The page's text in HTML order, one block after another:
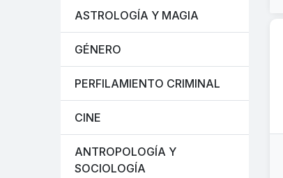
ASTROLOGÍA Y MAGIA
GÉNERO
PERFILAMIENTO CRIMINAL
CINE
ANTROPOLOGÍA Y
SOCIOLOGÍA